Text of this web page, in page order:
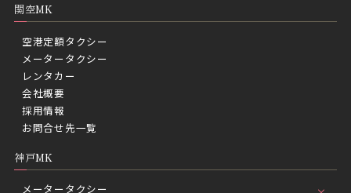
関空MK
空港定額タクシー
メータータクシー
レンタカー
会社概要
採用情報
お問合せ先一覧
神戸MK
メータータクシー